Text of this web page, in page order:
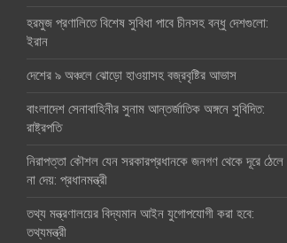
হরমুজ প্রণালিতে বিশেষ সুবিধা পাবে চীনসহ বন্ধু দেশগুলো:
ইরান
দেশের ৯ অঞ্চলে ঝোড়ো হাওয়াসহ বজ্রবৃষ্টির আভাস
বাংলাদেশ সেনাবাহিনীর সুনাম আন্তর্জাতিক অঙ্গনে সুবিদিত:
রাষ্ট্রপতি
নিরাপত্তা কৌশল যেন সরকারপ্রধানকে জনগণ থেকে দূরে ঠেলে
না দেয়: প্রধানমন্ত্রী
তথ্য মন্ত্রণালয়ের বিদ্যমান আইন যুগোপযোগী করা হবে:
তথ্যমন্ত্রী